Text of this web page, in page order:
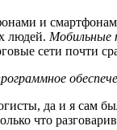
и
людей. Мобильные
сети почти
да и я сам
что